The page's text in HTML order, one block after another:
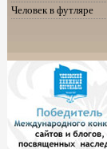
Человек в футляре